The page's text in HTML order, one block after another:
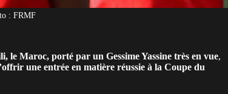
: FRMF
le Maroc, porté par un Gessime Yassine très en vue,
une entrée en matière réussie à la Coupe du